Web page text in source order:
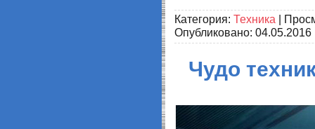
Категория: Техника |
Опубликовано: 04.05.2016
Чудо